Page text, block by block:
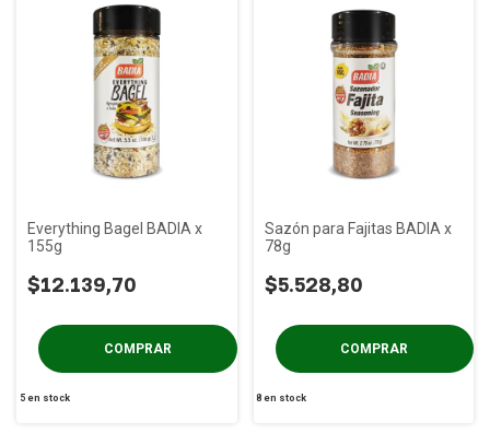
Everything Bagel BADIA x
155g
$12.139,70
5en stock
Sazón para Fajitas BADIA x
78g
$5.528,80
8 en stock